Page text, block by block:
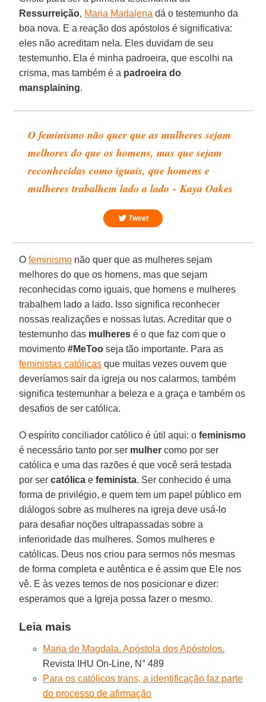
Ressurreição, Maria Madalena dá o testemunho da
boa nova. E a reação dos apóstolos é significativa:
eles não acreditam nela. Eles duvidam de seu
testemunho. Ela é minha padroeira, que escolhi na
crisma, mas também é a padroeira do
mansplaining.
O feminismo não quer que as mulheres sejam
melhores do que os homens, mas que sejam
reconhecidas como iguais, que homens e
mulheres trabalhem lado a lado - Kaya Oakes
Tweet
Ofeminismo não quer que as mulheres sejam
melhores do que os homens, mas que sejam
reconhecidas como iguais, que homens e mulheres
trabalhem lado a lado. Isso significa reconhecer
nossas realizações e nossas lutas. Acreditar que o
testemunho das mulheres é o que faz com que o
movimento#MeToo seja tão importante. Para as
feministas católicas que muitas vezes ouvem que
deveríamos sair da igreja ou nos calarmos, também
significa testemunhar a beleza e a graça e também os
desafios de ser católica.
O espírito conciliador católico é útil aqui: ofeminismo
é necessário tanto por ser mulher como por ser
católica e uma das razões é que você será testada
por sercatólica efeminista. Ser conhecido é uma
forma de privilégio, e quem tem um papel público em
diálogos sobre as mulheres na igreja deve usá-lo
para desafiar noções ultrapassadas sobre a
inferioridade das mulheres. Somos mulheres e
católicas. Deus nos criou para sermos nós mesmas
de forma completa e autêntica e é assim que Ele nos
vê. E às vezes temos de nos posicionar e dizer:
esperamos que a Igreja possa fazer o mesmo.
Leia mais
Maria de Magdala. Apóstola dos Apóstolos.
Revista IHU On-Line, N° 489
Para os católicos trans, a identificação faz parte
do processo de afirmação